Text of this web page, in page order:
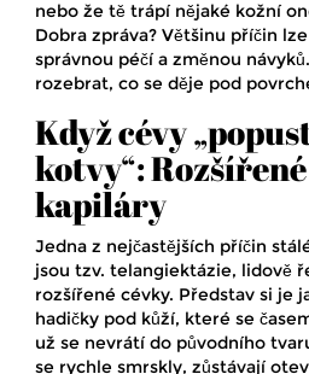
nebo že tě trápí nějaké kožní
Dobra zpráva? Většinu příčin
správnou péčí a změnou
rozebrat, co se děje pod
Když cévy
kotvy“: Rozšířené
kapiláry
Jedna z nejčastějších příčin
jsou tzv. telangiektázie, lidově
rozšířené cévky. Představ si je
hadičky pod kůží, které se
už se nevrátí do původního
se rychle smrskly, zůstávají